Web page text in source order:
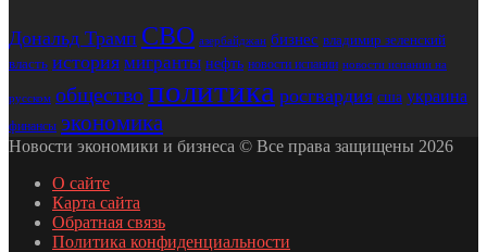
Дональд Трамп СВО азербайджан бизнес владимир зеленский
власть история мигранты нефть новости испании новости испании на
русском обществополитика росгвардия сша украина
финансы экономика
Новости экономики и бизнеса © Все права защищены 2026
О сайте
Карта сайта
Обратная связь
Политика конфиденциальности